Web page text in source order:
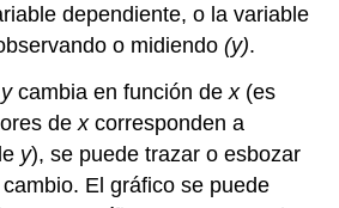
dependiente, o la variable
o midiendo(y).
ycambia en función dex(es
dexcorresponden a
y), se puede trazar o esbozar
El gráfico se puede